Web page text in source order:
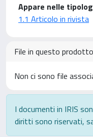
Appare nelle
1.1 Articolo in rivista
File in questo
Non ci sono file
I documenti in IRIS
diritti sono riservati,